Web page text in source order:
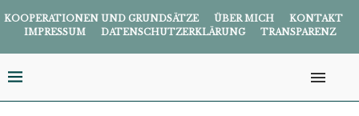
KOOPERATIONEN UND GRUNDSÄTZE ÜBER MICH
KONTAKT
IMPRESSUM
DATENSCHUTZERKLÄRUNG TRANSPARENZ